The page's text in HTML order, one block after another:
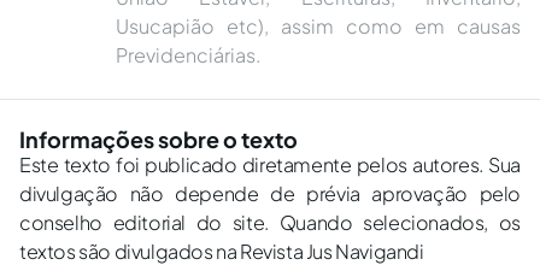
Usucapião etc), assim como em causas
Previdenciárias.
Informações sobre o texto
Este texto foi publicado diretamente pelos autores. Sua
divulgação não depende de prévia aprovação pelo
conselho editorial do site. Quando selecionados, os
textos são divulgados na Revista Jus Navigandi